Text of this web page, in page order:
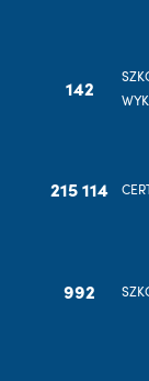
142
215 114
992